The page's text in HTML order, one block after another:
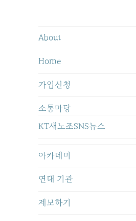
About
Home
가입신청
소통마당
KT새노조SNS뉴스
아카데미
연대 기관
제보하기